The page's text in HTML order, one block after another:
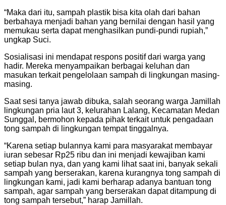
“Maka dari itu, sampah plastik bisa kita olah dari bahan
berbahaya menjadi bahan yang bernilai dengan hasil yang
memukau serta dapat menghasilkan pundi-pundi rupiah,”
ungkap Suci.
Sosialisasi ini mendapat respons positif dari warga yang
hadir. Mereka menyampaikan berbagai keluhan dan
masukan terkait pengelolaan sampah di lingkungan masing-
masing.
Saat sesi tanya jawab dibuka, salah seorang warga Jamillah
lingkungan pria laut 3, kelurahan Lalang, Kecamatan Medan
Sunggal, bermohon kepada pihak terkait untuk pengadaan
tong sampah di lingkungan tempat tinggalnya.
“Karena setiap bulannya kami para masyarakat membayar
iuran sebesar Rp25 ribu dan ini menjadi kewajiban kami
setiap bulan nya, dan yang kami lihat saat ini, banyak sekali
sampah yang berserakan, karena kurangnya tong sampah di
lingkungan kami, jadi kami berharap adanya bantuan tong
sampah, agar sampah yang berserakan dapat ditampung di
tong sampah tersebut,” harap Jamillah.